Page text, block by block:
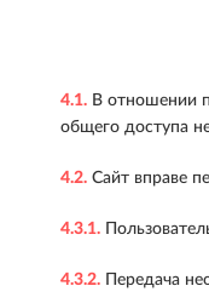
4.1. В отношении
общего доступа
4.2. Сайт вправе
4.3.1.
4.3.2. Передача